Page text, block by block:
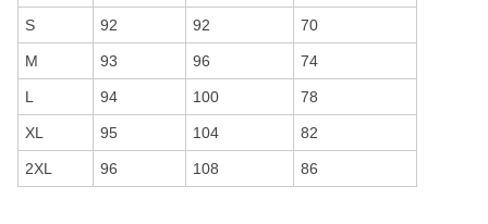
S 92 92 70
M 93 96 74
L 94 100 78
XL 95 104 82
2XL 96 108 86